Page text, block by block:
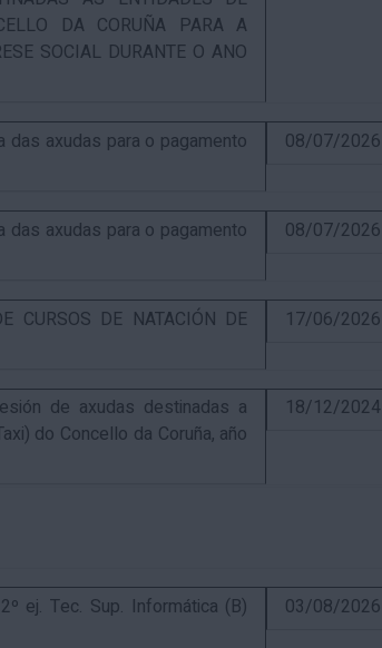
DA CORUÑA PARA A
SOCIAL DURANTE O ANO
das axudas para o pagamento
08/07/2026
das axudas para o pagamento
08/07/2026
CURSOS DE NATACIÓN DE
17/06/2026
de axudas destinadas a
do Concello da Coruña, año
18/12/2024
ej. Tec. Sup. Informática (B)
03/08/2026